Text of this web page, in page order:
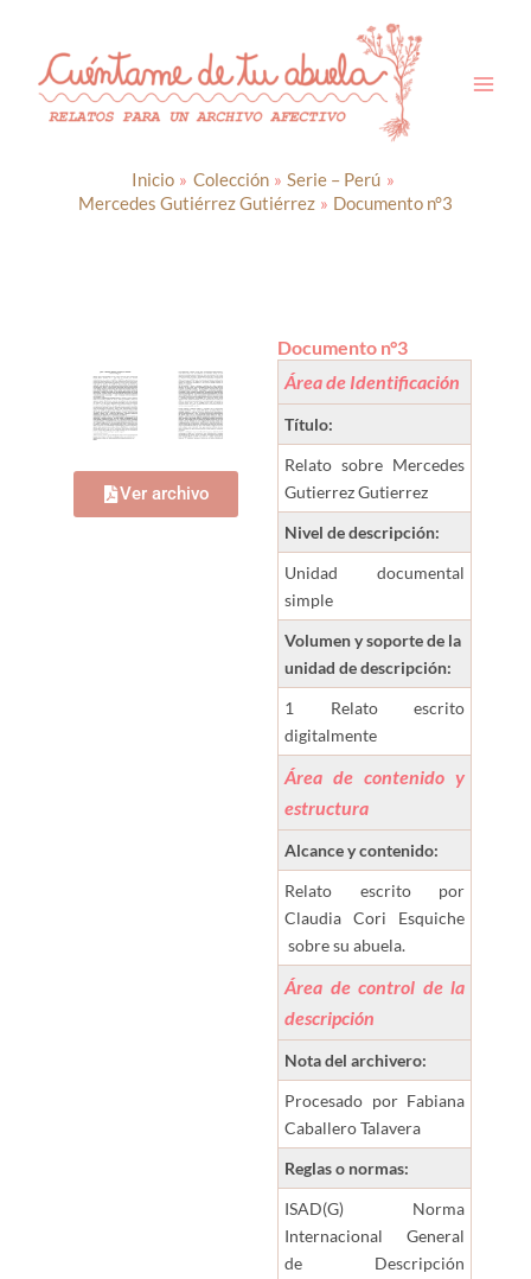
contenido
Inicio Colección
Serie – Perú
Mercedes Gutiérrez Gutiérrez
Documento n°3
Ver archivo
Documento n°3
Área de Identificación
Título:
Relato sobre Mercedes
Gutierrez Gutierrez
Nivel de descripción:
Unidad documental
simple
Volumen y soporte de la
unidad de descripción:
1 Relato escrito
digitalmente
Área de contenido y
estructura
Alcance y contenido:
Relato escrito por
Claudia Cori Esquiche
sobre su abuela.
Área de control de la
descripción
Nota del archivero:
Procesado por Fabiana
Caballero Talavera
Reglas o normas:
ISAD(G) Norma
Internacional General
de Descripción